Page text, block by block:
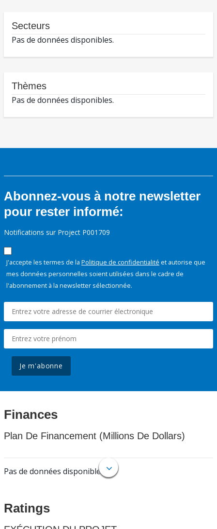
Secteurs
Pas de données disponibles.
Thèmes
Pas de données disponibles.
Abonnez-vous à notre newsletter
pour rester informé:
Notifications sur Project P001709
J'accepte les termes de la Politique de confidentialité et autorise que
mes données personnelles soient utilisées dans le cadre de
l'abonnement à la newsletter sélectionnée.
Je m'abonne
Finances
Plan De Financement (Millions De Dollars)
Pas de données disponibles.
Ratings